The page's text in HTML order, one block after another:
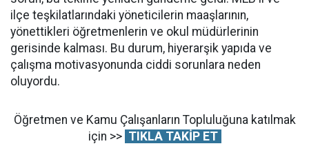
ilçe teşkilatlarındaki yöneticilerin maaşlarının,
yönettikleri öğretmenlerin ve okul müdürlerinin
gerisinde kalması. Bu durum, hiyerarşik yapıda ve
çalışma motivasyonunda ciddi sorunlara neden
oluyordu.
Öğretmen ve Kamu Çalışanların Topluluğuna katılmak
için >> TIKLA TAKİP ET